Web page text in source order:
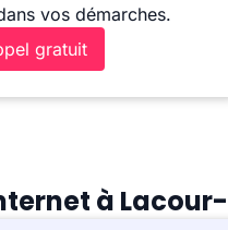
vos démarches.
gratuit
à